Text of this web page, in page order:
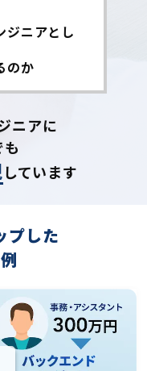
ジニアとし
のか
ニアに
しています
プした